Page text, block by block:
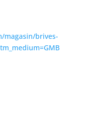
magasin/brives-